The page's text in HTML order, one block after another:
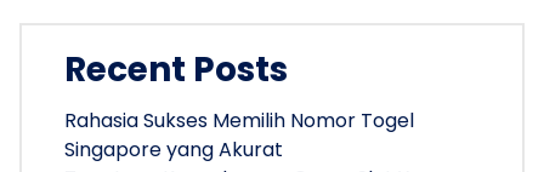
Recent Posts
Rahasia Sukses Memilih Nomor Togel
Singapore yang Akurat